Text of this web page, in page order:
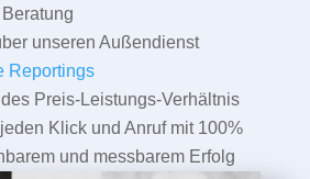
unseren Außendienst
Reportings
Preis-Leistungs-Verhältnis
Klick und Anruf mit 100%
und messbarem Erfolg